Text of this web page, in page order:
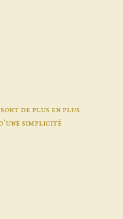
de plus en plus
simplicité